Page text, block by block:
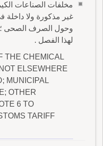
مخلفات الصناعات
غير مذكورة ولا داخلة
لهذا الفصل .
THE CHEMICAL
ELSEWHERE
MUNICIPAL
OTHER
6 TO
TARIFF